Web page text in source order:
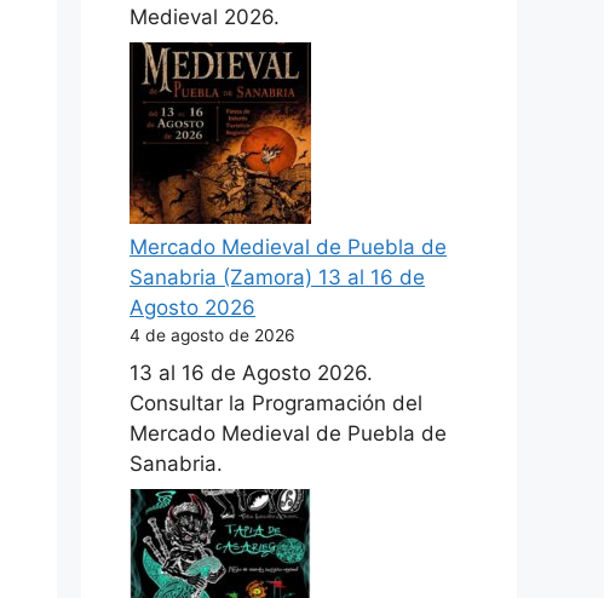
Medieval 2026.
Mercado Medieval de Puebla de
Sanabria (Zamora) 13 al 16 de
Agosto 2026
4 de agosto de 2026
13 al 16 de Agosto 2026.
Consultar la Programación del
Mercado Medieval de Puebla de
Sanabria.